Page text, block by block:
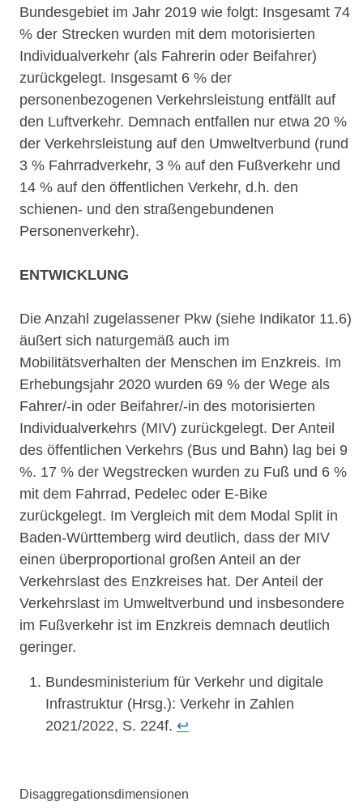
Bundesgebiet im Jahr 2019 wie folgt: Insgesamt 74
% der Strecken wurden mit dem motorisierten
Individualverkehr (als Fahrerin oder Beifahrer)
zurückgelegt. Insgesamt 6 % der
personenbezogenen Verkehrsleistung entfällt auf
den Luftverkehr. Demnach entfallen nur etwa 20 %
der Verkehrsleistung auf den Umweltverbund (rund
3 % Fahrradverkehr, 3 % auf den Fußverkehr und
14 % auf den öffentlichen Verkehr, d.h. den
schienen- und den straßengebundenen
Personenverkehr).
ENTWICKLUNG
Die Anzahl zugelassener Pkw (siehe Indikator 11.6)
äußert sich naturgemäß auch im
Mobilitätsverhalten der Menschen im Enzkreis. Im
Erhebungsjahr 2020 wurden 69 % der Wege als
Fahrer/-in oder Beifahrer/-in des motorisierten
Individualverkehrs (MIV) zurückgelegt. Der Anteil
des öffentlichen Verkehrs (Bus und Bahn) lag bei 9
%. 17 % der Wegstrecken wurden zu Fuß und 6 %
mit dem Fahrrad, Pedelec oder E-Bike
zurückgelegt. Im Vergleich mit dem Modal Split in
Baden-Württemberg wird deutlich, dass der MIV
einen überproportional großen Anteil an der
Verkehrslast des Enzkreises hat. Der Anteil der
Verkehrslast im Umweltverbund und insbesondere
im Fußverkehr ist im Enzkreis demnach deutlich
geringer.
Bundesministerium für Verkehr und digitale
Infrastruktur (Hrsg.): Verkehr in Zahlen
2021/2022, S. 224f. ↩
Disaggregationsdimensionen